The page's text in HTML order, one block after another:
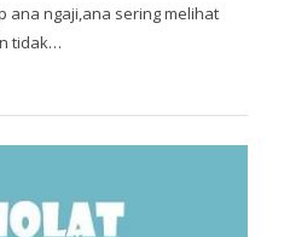
ana ngaji,ana sering melihat
tidak…